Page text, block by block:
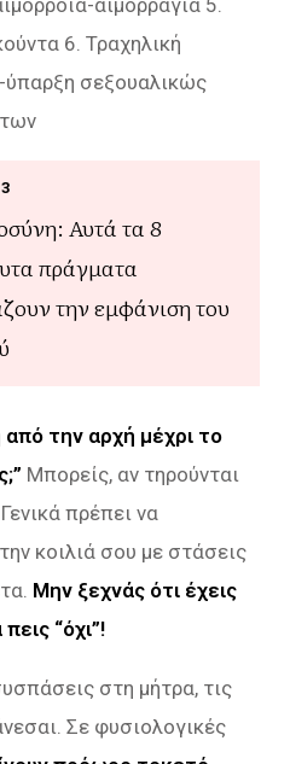
6. Τραχηλική
ύπαρξη σεξουαλικώς
Αυτά τα 8
πράγματα
την εμφάνιση του
την αρχή μέχρι το
Μπορείς, αν τηρούνται
πρέπει να
κοιλιά σου με στάσεις
Μην ξεχνάς ότι έχεις
“όχι”!
στη μήτρα, τις
Σε φυσιολογικές